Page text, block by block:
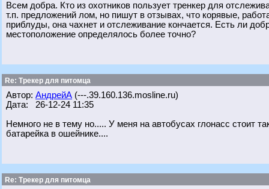
Всем добра. Кто из охотников пользует тренкер для
т.п. предложений лом, но пишут в отзывах, что корявые,
приблуды, она чахнет и отслеживание кончается. Есть ли
местоположение определялось более точно?
Re: Трекер для питомца
Автор: АндрейА (---.39.160.136.mosline.ru)
Дата: 26-12-24 11:35
Немного не в тему но..... У меня на автобусах глонасс стоит
батарейка в ошейнике....
Re: Трекер для питомца